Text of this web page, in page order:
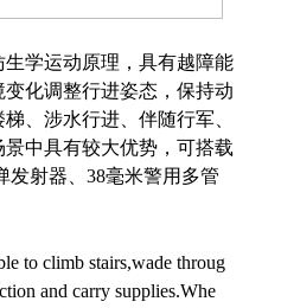
学运动原理，具有越障能
化调整行进姿态，保持动
、涉水行进、伴随行军、
中具有较大优势，可搭载
发射器、 38毫米警用多管
to climb stairs,wade throug
and carry supplies.Whe